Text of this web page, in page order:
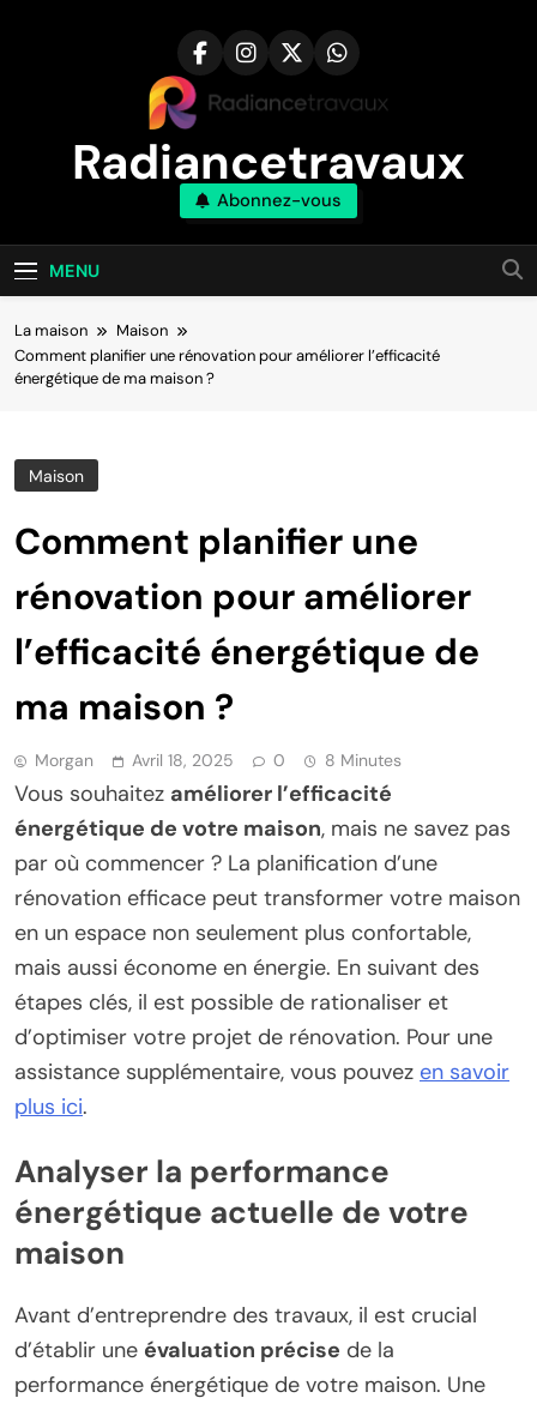
Radiancetravaux
Transformez Votre Maison Naturellement
Abonnez-vous
MENU
La maison
Maison
Comment planifier une rénovation pour améliorer l’efficacité
énergétique de ma maison ?
Maison
Comment planifier une
rénovation pour améliorer
l’efficacité énergétique de
ma maison ?
Morgan Avril 18, 2025 0 8 Minutes
Vous souhaitez améliorer l’efficacité
énergétique de votre maison, mais ne savez pas
par où commencer ? La planification d’une
rénovation efficace peut transformer votre maison
en un espace non seulement plus confortable,
mais aussi économe en énergie. En suivant des
étapes clés, il est possible de rationaliser et
d’optimiser votre projet de rénovation. Pour une
assistance supplémentaire, vous pouvez en savoir
plus ici.
Analyser la performance
énergétique actuelle de votre
maison
Avant d’entreprendre des travaux, il est crucial
d’établir une évaluation précise de la
performance énergétique de votre maison. Une